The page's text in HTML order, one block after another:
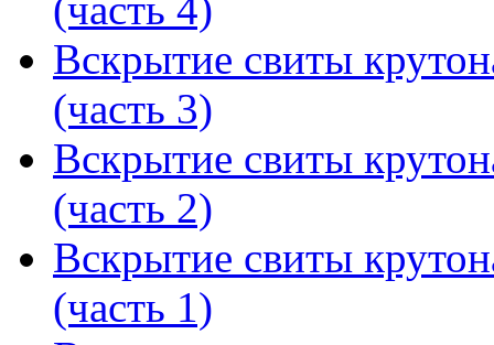
Вскрытие свиты
(часть 3)
Вскрытие свиты
(часть 2)
Вскрытие свиты
(часть 1)